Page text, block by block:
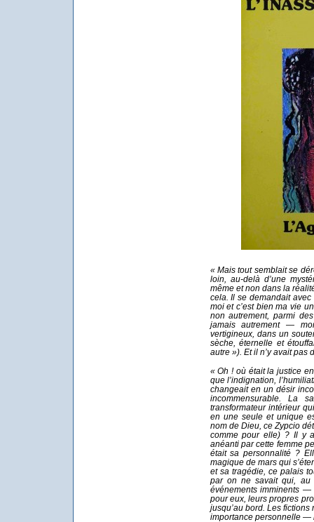
« Mais tout semblait se
loin, au-delà d’une
même et non dans la
cela. Il se demandait
moi et c’est bien ma vie
non autrement, parmi
jamais autrement —
vertigineux, dans un
sèche, éternelle et
autre »). Et il n’y avait pas
« Oh ! où était la justice
que l’indignation,
changeait en un désir
incommensurable. La
transformateur intérieur
en une seule et unique
nom de Dieu, ce Zypcio
comme pour elle) ? Il y
anéanti par cette femme
était sa personnalité ?
magique de mars qui
et sa tragédie, ce palais
par on ne savait qui,
événements imminents
pour eux, leurs propres
jusqu’au bord. Les
importance personnelle —